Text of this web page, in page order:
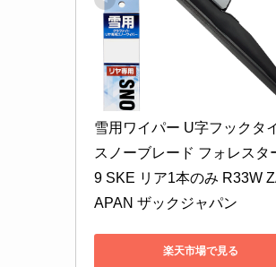
雪用ワイパー U字フックタ
スノーブレード フォレスタ
9 SKE リア1本のみ R33W
APAN ザックジャパン
楽天市場で見る